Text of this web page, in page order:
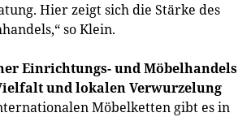
Hier zeigt sich die Stärke des
so Klein.
Einrichtungs- und Möbelhandels
und lokalen Verwurzelung
Möbelketten gibt es in